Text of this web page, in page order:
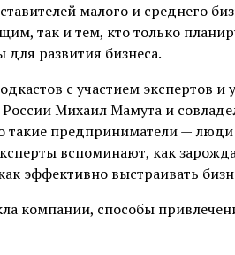
малого и среднего
так и тем, кто только
развития бизнеса.
с участием экспертов и
Михаил Мамута и
такие предприниматели —
вспоминают, как
эффективно выстраивать
компании, способы